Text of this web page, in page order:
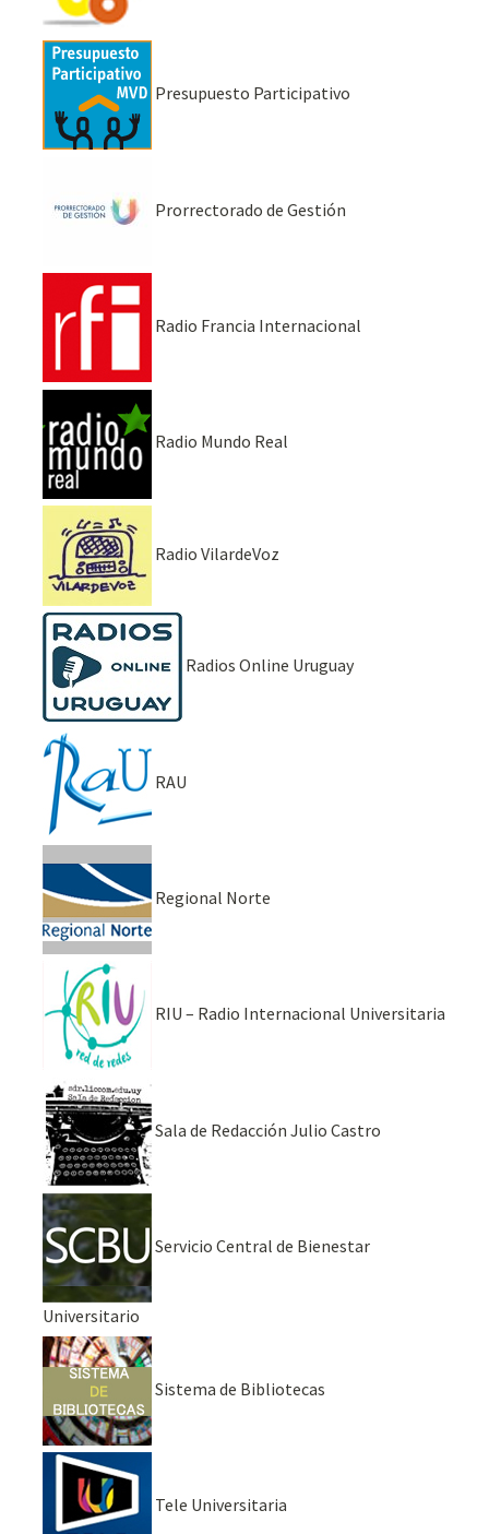
Presupuesto Participativo
Prorrectorado de Gestión
Radio Francia Internacional
Radio Mundo Real
Radio VilardeVoz
Radios Online Uruguay
RAU
Regional Norte
RIU – Radio Internacional Universitaria
Sala de Redacción Julio Castro
Servicio Central de Bienestar
Universitario
Sistema de Bibliotecas
Tele Universitaria